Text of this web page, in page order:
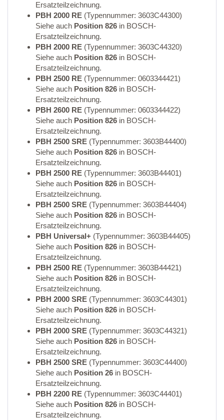
Ersatzteilzeichnung.
PBH 2000 RE (Typennummer: 3603C44300)
Siehe auch Position 826 in BOSCH-
Ersatzteilzeichnung.
PBH 2000 RE (Typennummer: 3603C44320)
Siehe auch Position 826 in BOSCH-
Ersatzteilzeichnung.
PBH 2500 RE (Typennummer: 0603344421)
Siehe auch Position 826 in BOSCH-
Ersatzteilzeichnung.
PBH 2600 RE (Typennummer: 0603344422)
Siehe auch Position 826 in BOSCH-
Ersatzteilzeichnung.
PBH 2500 SRE (Typennummer: 3603B44400)
Siehe auch Position 826 in BOSCH-
Ersatzteilzeichnung.
PBH 2500 RE (Typennummer: 3603B44401)
Siehe auch Position 826 in BOSCH-
Ersatzteilzeichnung.
PBH 2500 SRE (Typennummer: 3603B44404)
Siehe auch Position 826 in BOSCH-
Ersatzteilzeichnung.
PBH Universal+ (Typennummer: 3603B44405)
Siehe auch Position 826 in BOSCH-
Ersatzteilzeichnung.
PBH 2500 RE (Typennummer: 3603B44421)
Siehe auch Position 826 in BOSCH-
Ersatzteilzeichnung.
PBH 2000 SRE (Typennummer: 3603C44301)
Siehe auch Position 826 in BOSCH-
Ersatzteilzeichnung.
PBH 2000 SRE (Typennummer: 3603C44321)
Siehe auch Position 826 in BOSCH-
Ersatzteilzeichnung.
PBH 2500 SRE (Typennummer: 3603C44400)
Siehe auch Position 26 in BOSCH-
Ersatzteilzeichnung.
PBH 2200 RE (Typennummer: 3603C44401)
Siehe auch Position 826 in BOSCH-
Ersatzteilzeichnung.